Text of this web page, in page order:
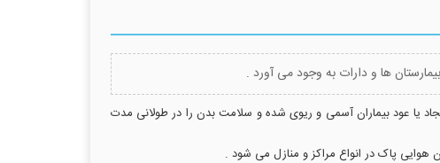
ها و دارات به وجود می آورد .
یا عود بیماران آسمی و ریوی شده و سلامت بدن را در طولانی مدت